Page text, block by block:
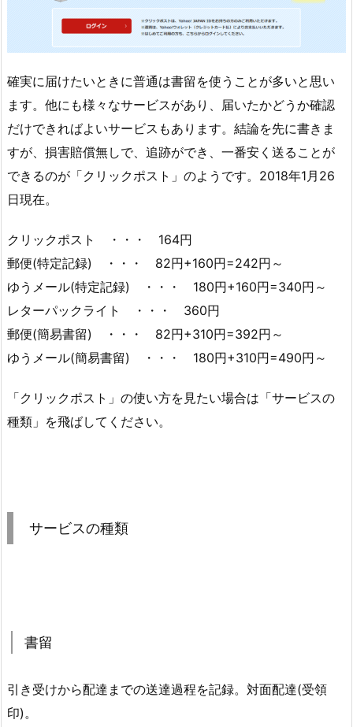
確実に届けたいときに普通は書留を使うことが多いと思い
ます。他にも様々なサービスがあり、届いたかどうか確認
だけできればよいサービスもあります。結論を先に書きま
すが、損害賠償無しで、追跡ができ、一番安く送ることが
できるのが「クリックポスト」のようです。2018年1月26
日現在。
クリックポスト ・・・ 164円
郵便(特定記録) ・・・ 82円+160円=242円～
ゆうメール(特定記録) ・・・ 180円+160円=340円～
レターパックライト ・・・ 360円
郵便(簡易書留) ・・・ 82円+310円=392円～
ゆうメール(簡易書留) ・・・ 180円+310円=490円～
「クリックポスト」の使い方を見たい場合は「サービスの
種類」を飛ばしてください。
サービスの種類
書留
引き受けから配達までの送達過程を記録。対面配達(受領
印)。